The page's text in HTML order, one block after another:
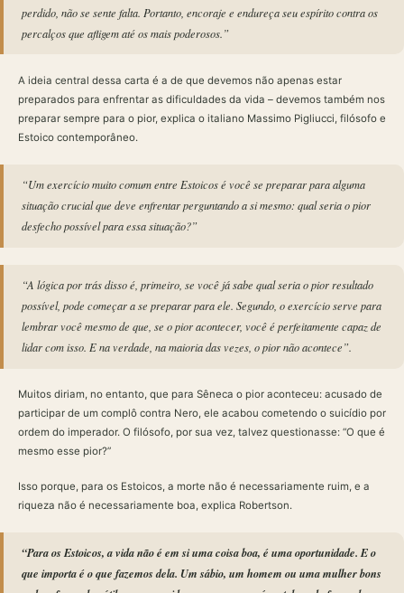
perdido, não se sente falta. Portanto, encoraje e endureça seu espírito contra os
percalços que afligem até os mais poderosos.”
A ideia central dessa carta é a de que devemos não apenas estar
preparados para enfrentar as dificuldades da vida – devemos também nos
preparar sempre para o pior, explica o italiano Massimo Pigliucci, filósofo e
Estoico contemporâneo.
“Um exercício muito comum entre Estoicos é você se preparar para alguma
situação crucial que deve enfrentar perguntando a si mesmo: qual seria o pior
desfecho possível para essa situação?”
“A lógica por trás disso é, primeiro, se você já sabe qual seria o pior resultado
possível, pode começar a se preparar para ele. Segundo, o exercício serve para
lembrar você mesmo de que, se o pior acontecer, você é perfeitamente capaz de
lidar com isso. E na verdade, na maioria das vezes, o pior não acontece”.
Muitos diriam, no entanto, que para Sêneca o pior aconteceu: acusado de
participar de um complô contra Nero, ele acabou cometendo o suicídio por
ordem do imperador. O filósofo, por sua vez, talvez questionasse: “O que é
mesmo esse pior?”
Isso porque, para os Estoicos, a morte não é necessariamente ruim, e a
riqueza não é necessariamente boa, explica Robertson.
“Para os Estoicos, a vida não é em si uma coisa boa, é uma oportunidade. E o
que importa é o que fazemos dela. Um sábio, um homem ou uma mulher bons